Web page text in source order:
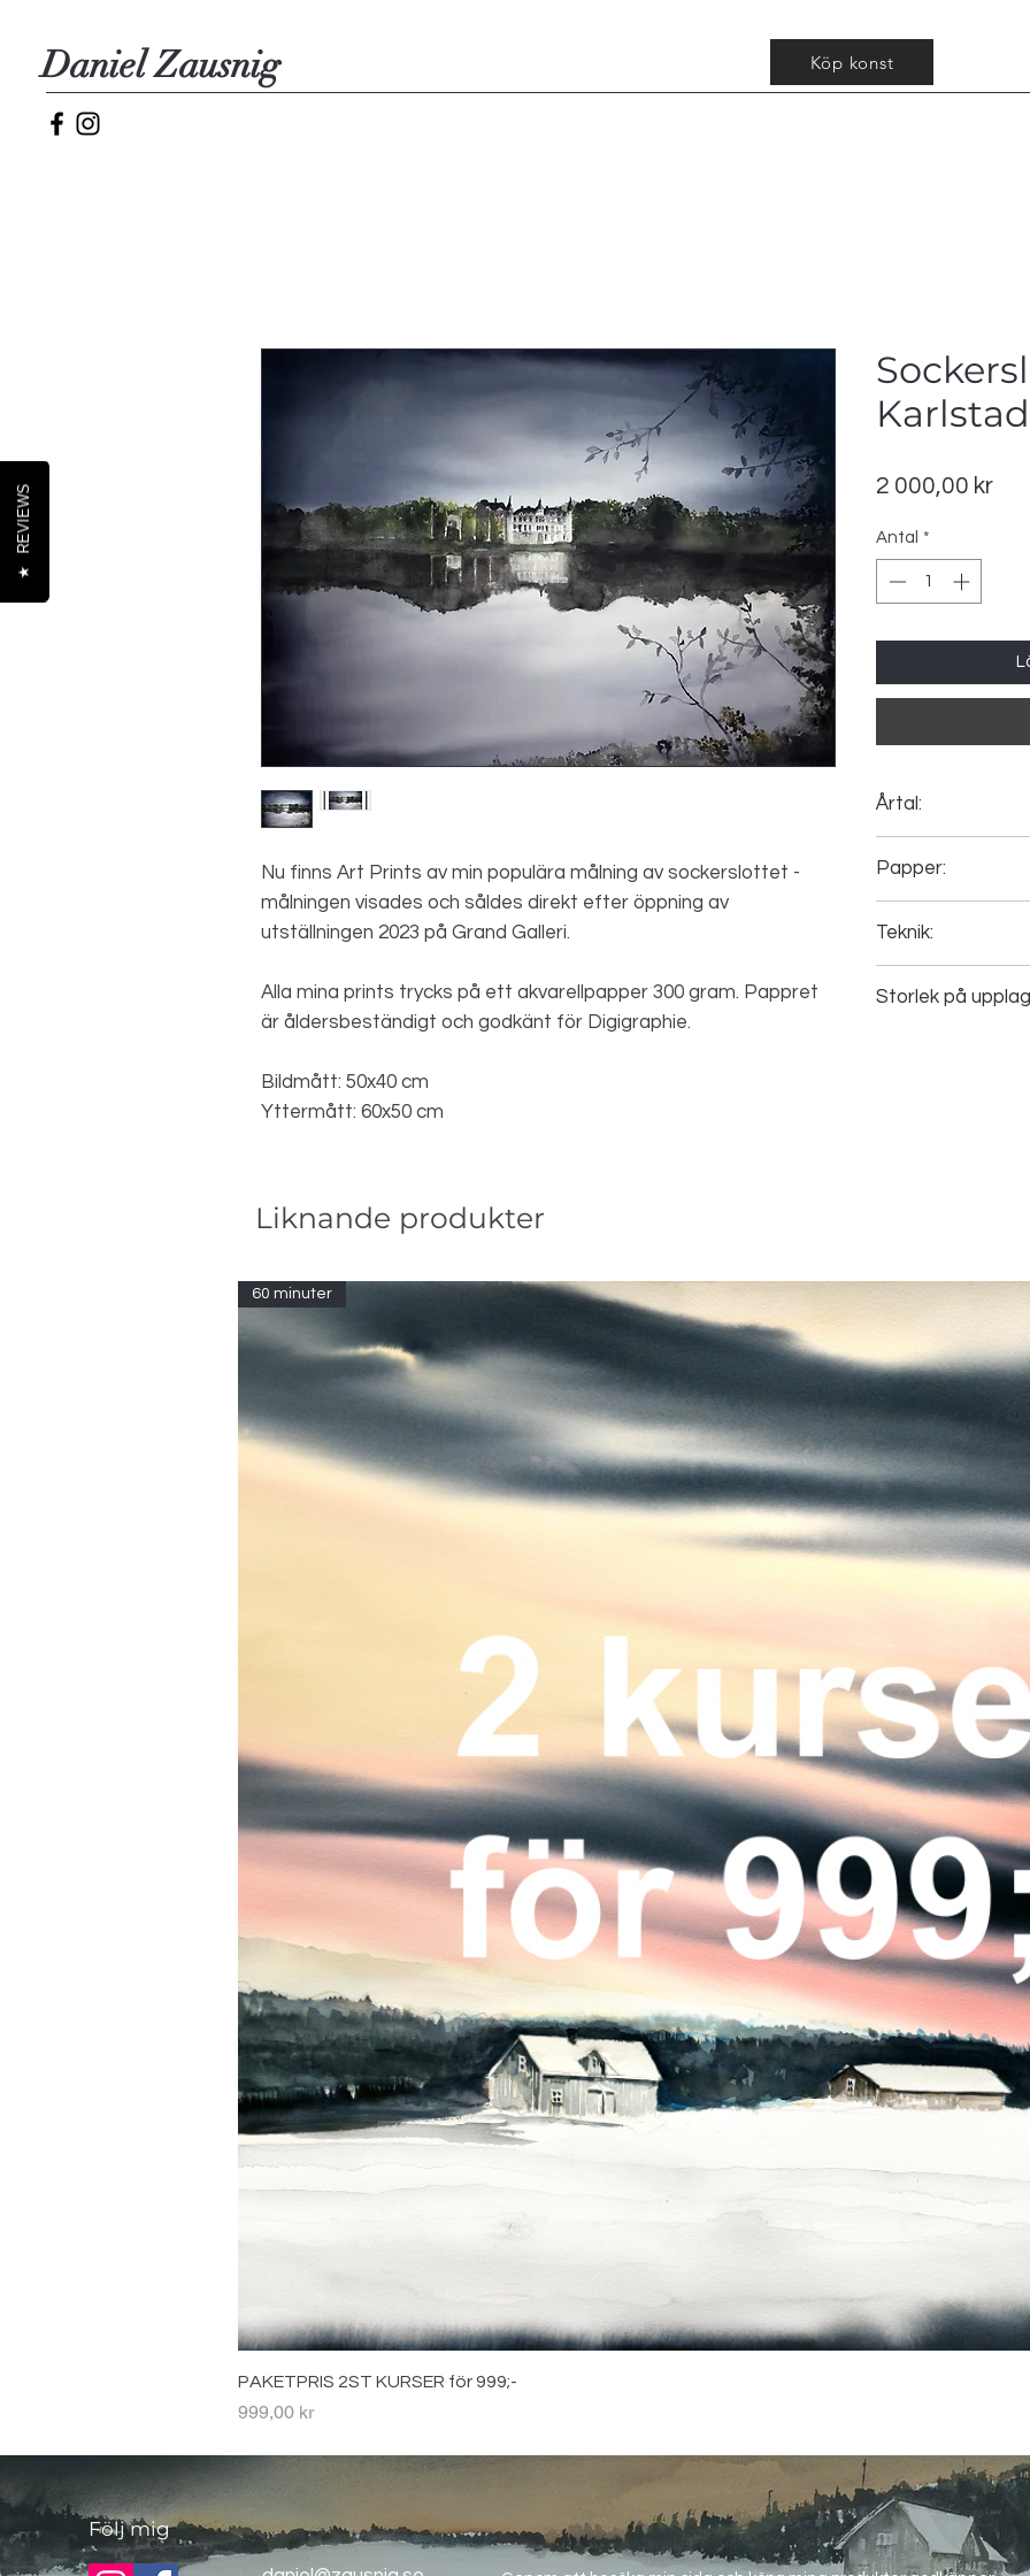
Daniel Zausnig Köp konst
Nu finns Art Prints av min populära målning av sockerslottet -
målningen visades och såldes direkt efter öppning av
utställningen 2023 på Grand Galleri.
Alla mina prints trycks på ett akvarellpapper 300 gram. Pappret
är åldersbeständigt och godkänt för Digigraphie.
Bildmått: 50x40 cm
Yttermått: 60x50 cm
Karlstad
2 000,00 krPris
Antal *
Årtal:
Papper:
Teknik:
Det har många
Storlek på
Liknande produkter
60 minuter
PAKETPRIS 2ST KURSER för 999;-
Pris
999,00 kr
Följ mig
★
REVIEWS